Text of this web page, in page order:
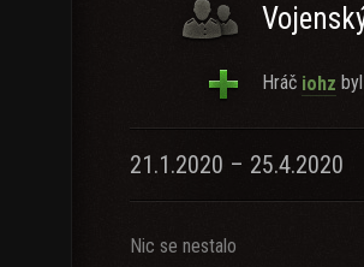
Hráč iohz
21.1.2020 – 25.4.2020
Nic se nestalo